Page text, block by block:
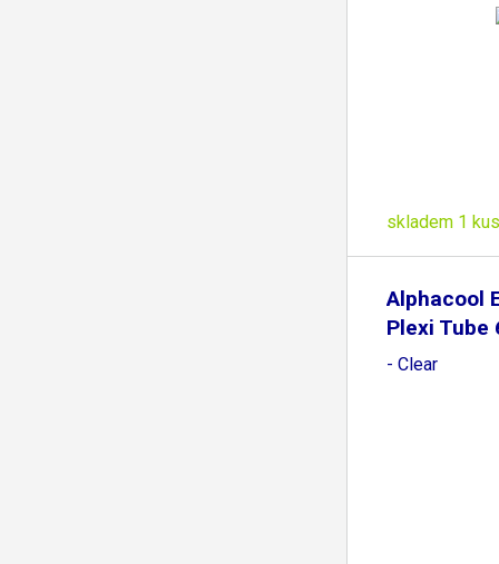
skladem 1 kus
Alphacool
Plexi Tube
- Clear